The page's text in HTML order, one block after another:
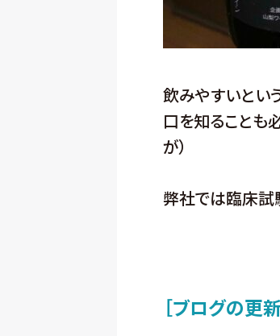
飲みやすいとい
口を知ることも
が）
弊社では臨床試
［ブログの更